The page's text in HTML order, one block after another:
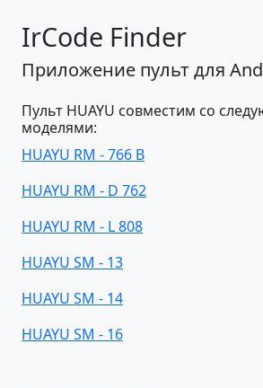
IrCode Finder
Приложение пульт для
Пульт HUAYU совместим со
моделями:
HUAYU RM - 766 B
HUAYU RM - D 762
HUAYU RM - L 808
HUAYU SM - 13
HUAYU SM - 14
HUAYU SM - 16